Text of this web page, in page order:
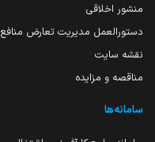
منشور اخلاقی
دستورالعمل مدیریت تعارض منافع
نقشه سایت
مناقصه و مزایده
سامانه‌ها